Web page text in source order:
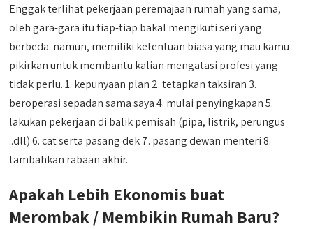
Enggak terlihat pekerjaan peremajaan rumah yang sama,
oleh gara-gara itu tiap-tiap bakal mengikuti seri yang
berbeda. namun, memiliki ketentuan biasa yang mau kamu
pikirkan untuk membantu kalian mengatasi profesi yang
tidak perlu. 1. kepunyaan plan 2. tetapkan taksiran 3.
beroperasi sepadan sama saya 4. mulai penyingkapan 5.
lakukan pekerjaan di balik pemisah (pipa, listrik, perungus
..dll) 6. cat serta pasang dek 7. pasang dewan menteri 8.
tambahkan rabaan akhir.
Apakah Lebih Ekonomis buat
Merombak / Membikin Rumah Baru?